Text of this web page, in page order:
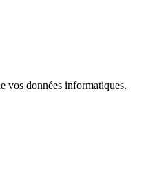
vos données informatiques.